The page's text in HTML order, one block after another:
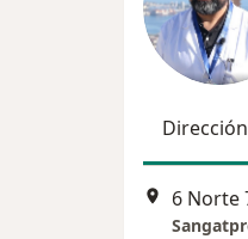
6 Norte